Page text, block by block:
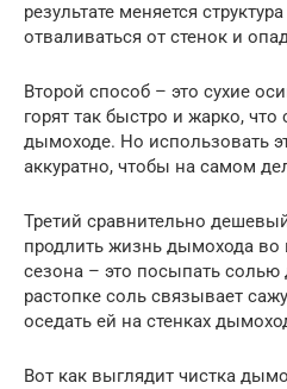
результате меняется
отваливаться от стенок и
Второй способ – это сухие
горят так быстро и жарко,
дымоходе. Но использовать
аккуратно, чтобы на самом
Третий сравнительно
продлить жизнь дымохода во
сезона – это посыпать
растопке соль связывает
оседать ей на стенках
Вот как выглядит чистка